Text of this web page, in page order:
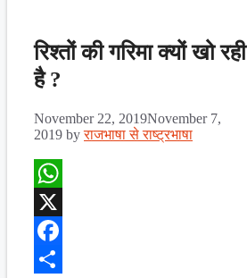
रिश्तों की गरिमा क्यों खो रही
है ?
November 22, 2019November 7,
2019 byराजभाषा से राष्ट्रभाषा
WhatsApp
X
Facebook